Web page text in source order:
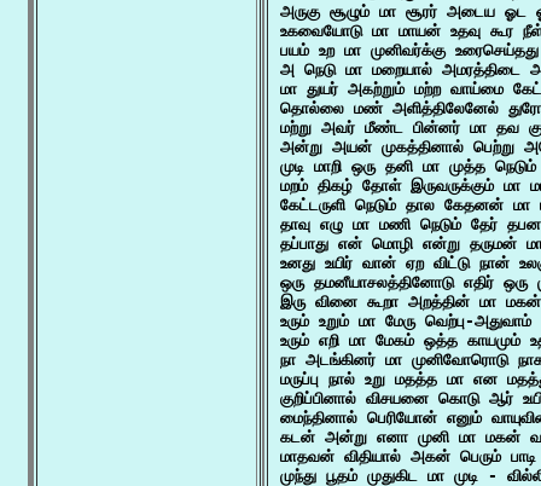
அருகு சூழும் மா சூரர் அடைய ஓட
உகவையோடு மா மாயன் உதவு கூர
பயம் உற மா முனிவர்க்கு
அ நெடு மா மறையால் அமரத்திடை
மா துயர் அகற்றும் மற்ற வாய்மை
தொல்லை மண் அளித்திலேனேல்
மற்று அவர் மீண்ட பின்னர் மா தவ
அன்று அயன் முகத்தினால் பெற்று
முடி மாறி ஒரு தனி மா முத்த
மறம் திகழ் தோள் இருவருக்கும் மா
கேட்டருளி நெடும் தால கேதனன் மா
தாவு எழு மா மணி நெடும் தேர்
தப்பாது என் மொழி என்று தருமன்
உனது உயிர் வான் ஏற விட்டு நான்
ஒரு தமனீயாசலத்தினோடு எதிர் ஒரு
இரு வினை கூறா அறத்தின் மா
உரும் உறும் மா மேரு வெற்பு-
உரும் எறி மா மேகம் ஒத்த காயமும்
நா அடங்கினர் மா முனிவோரொடு
மருப்பு நால் உறு மதத்த மா என
குறிப்பினால் விசயனை கொடு ஆர்
மைந்தினால் பெரியோன் எனும்
கடன் அன்று எனா முனி மா மகன்
மாதவன் விதியால் அகன் பெரும்
முந்து பூதம் முதுகிட மா முடி -